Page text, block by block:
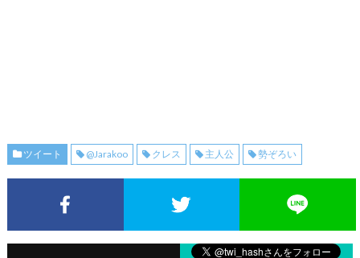
ツイート @Jarakoo クレス 主人公 勢ぞろい
Facebookでシェア Twitterでシェア